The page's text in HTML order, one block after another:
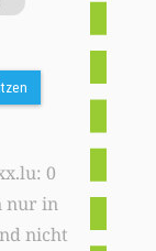
0
nur in
nicht